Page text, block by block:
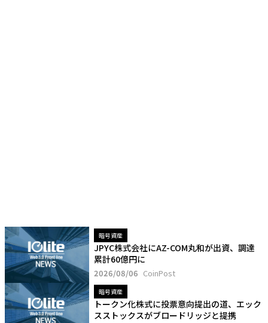
暗号資産
JPYC株式会社にAZ-COM丸和が出資、調達
累計60億円に
2026/08/06 CoinPost
暗号資産
トークン化株式に投票意向提出の道、エック
スストックスがブロードリッジと提携